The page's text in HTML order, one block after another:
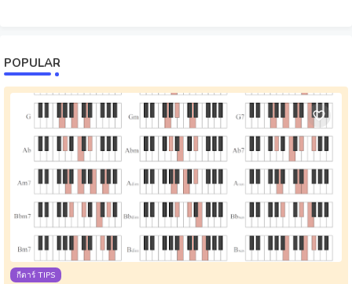
POPULAR
กีตาร์ TIPS